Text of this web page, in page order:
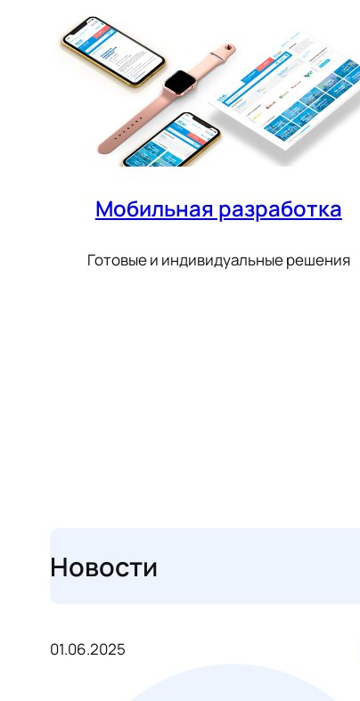
Мобильная разработка
Готовые и индивидуальные решения
Новости
01.06.2025